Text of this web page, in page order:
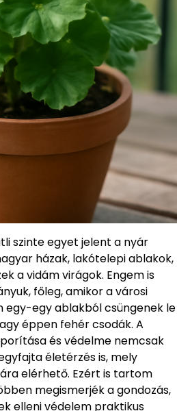
szinte egyet jelent a nyár
házak, lakótelepi ablakok,
a vidám virágok. Engem is
főleg, amikor a városi
egy ablakból csüngenek le
éppen fehér csodák. A
és védelme nemcsak
életérzés is, mely
elérhető. Ezért is tartom
megismerjék a gondozás,
elleni védelem praktikus